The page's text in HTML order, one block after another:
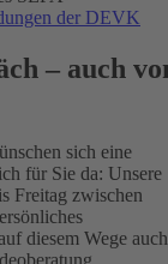
der DEVK
– auch
sich eine
für Sie da: Unsere
Freitag zwischen
diesem Wege auch